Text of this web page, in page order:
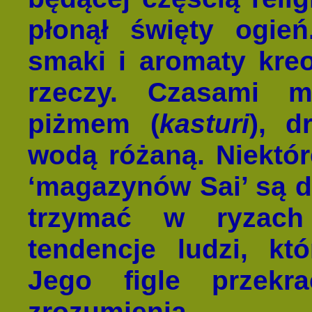
płonął święty
smaki i aromaty
rzeczy. Czasami
piżmem (kasturi),
wodą różaną.
‘magazynów Sai’
trzymać w
tendencje ludzi,
Jego figle